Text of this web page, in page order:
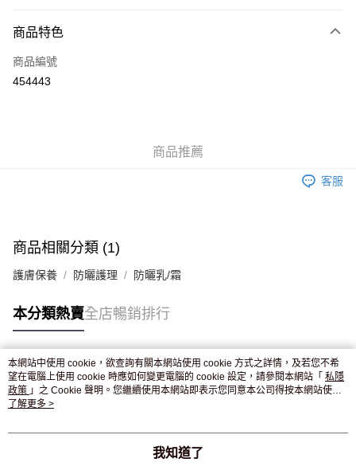
信用卡
Apple Pay
付款後門市自取，訂單確認後2-4個工作天到店，7天內取。逾期後
商品特色
商品編號
454443
商品推薦
客服
商品相關分類 (1)
護膚保養 防曬護理 防曬乳/霜
本分類熱賣全店暢銷排行
熱門標籤
熱銷排行
本網站中使用 cookie，欲查詢有關本網站使用 cookie 方式之詳情，及若您不希
望在電腦上使用 cookie 時應如何變更電腦的 cookie 設定，請參閱本網站「 私隱
政策 」之 Cookie 聲明。您繼續使用本網站即表示您同意本公司得按本網站使用
條款之 Cookie 聲明使用 cookie。
了解更多 >
我知道了